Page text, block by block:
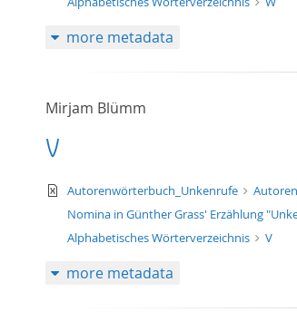
more metadata
Mirjam Blümm
V
text/xml
Autorenwörterbuch_Unkenrufe
Nomina in Günther Grass' Erzählung
Alphabetisches Wörterverzeichnis
V
more metadata